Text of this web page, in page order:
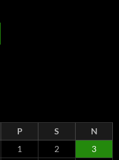
P S
N
1
2
3